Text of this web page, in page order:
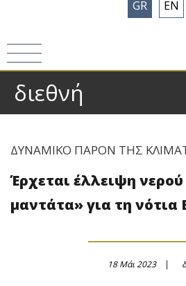
GR EN
διεθνή
ΔΥΝΑΜΙΚΟ ΠΑΡΟΝ ΤΗΣ
Έρχεται έλλειψη
μαντάτα» για τη
18 Μάι 2023